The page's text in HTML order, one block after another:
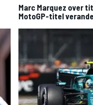
Marc Marquez over
MotoGP-titel